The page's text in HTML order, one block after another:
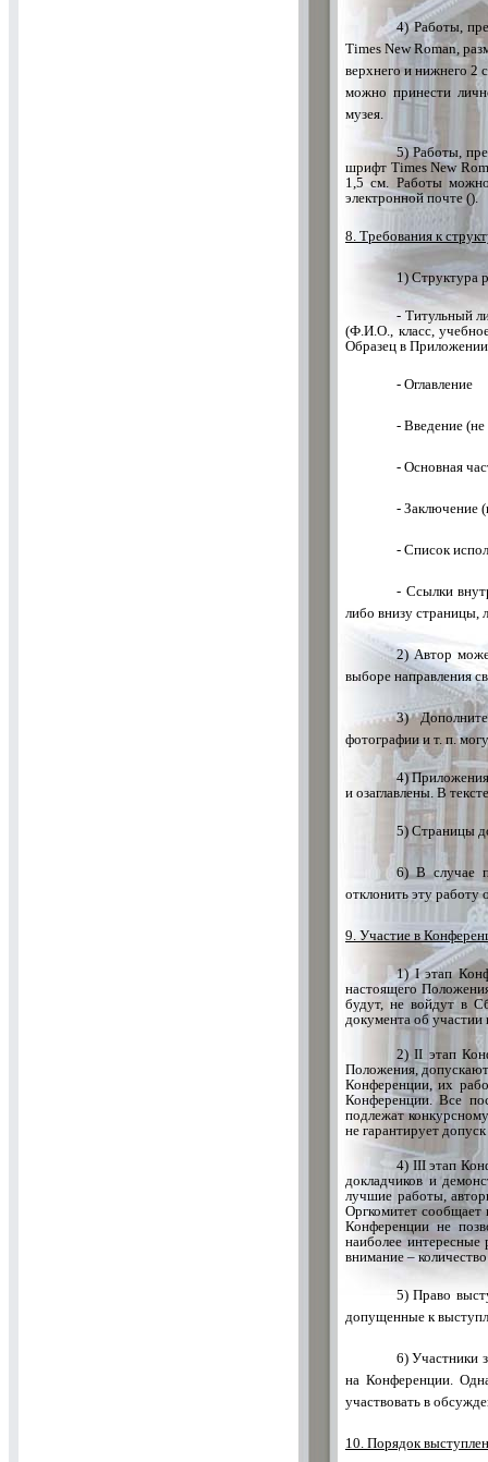
4) Работы,
Times New Roman,
верхнего и нижнего 2
можно принести
музея.
5) Работы,
шрифт Times New
1,5 см. Работы
электронной почте ().
8. Требования к
1) Структура
- Титульный
(Ф.И.О., класс,
Образец в
- Оглавление
- Введение (не
- Основная
- Заключение
- Список
- Ссылки
либо внизу страницы,
2) Автор
выборе направления
3)
фотографии и т. п.
4) Приложения
и озаглавлены. В
5) Страницы
6) В случае
отклонить эту работу
9. Участие в
1)Iэтап
настоящего
будут, не войдут в
документа об
2)II этап
Положения,
Конференции, их
Конференции. Все
подлежат
не гарантирует
4) IIIэтап
докладчиков и
лучшие работы,
Оргкомитет сообщает
Конференции не
наиболее
внимание –
5) Право
допущенные к
6) Участники
на Конференции.
участвовать в
10. Порядок